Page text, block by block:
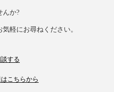
んか?
軽にお尋ねください。
する
こちらから